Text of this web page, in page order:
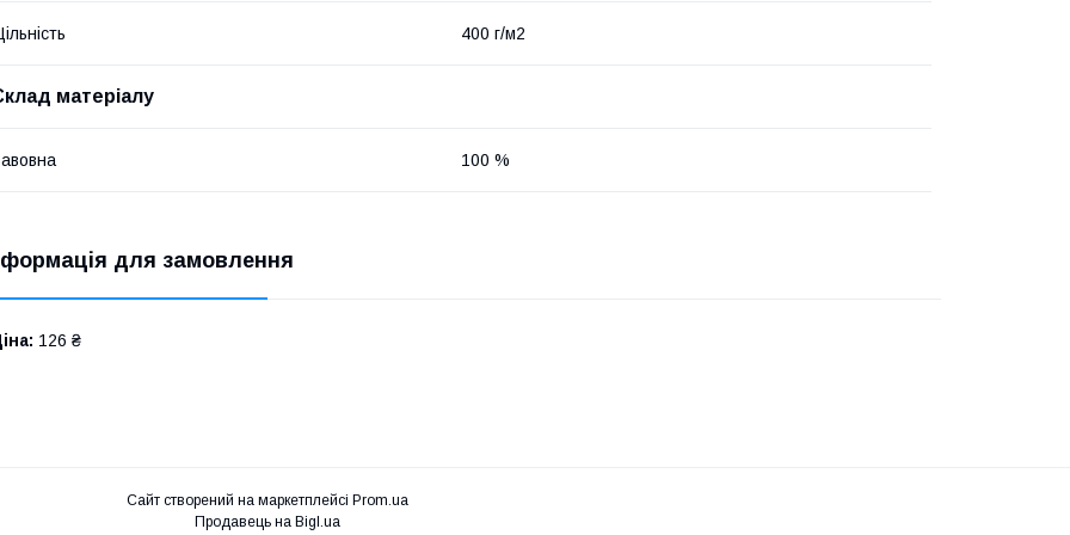
400 г/м2
матеріалу
100 %
для замовлення
126 ₴
Сайт створений на маркетплейсі Prom.ua
Продавець на Bigl.ua